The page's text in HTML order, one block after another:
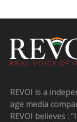
REVOI is a
age media
REVOI believes :